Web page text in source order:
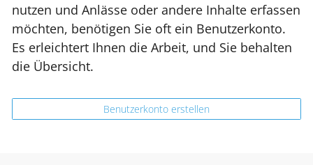
nutzen und Anlässe oder andere Inhalte erfassen
möchten, benötigen Sie oft ein Benutzerkonto.
Es erleichtert Ihnen die Arbeit, und Sie behalten
die Übersicht.
Benutzerkonto erstellen